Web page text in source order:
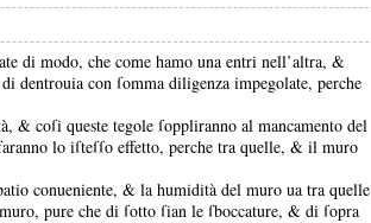
di modo, che come hamo una entri nell’altra, &
di dentrouia con ſomma diligenza impegolate, perche
& coſi queste tegole ſoppliranno al mancamento del
lo iſteſſo effetto, perche tra quelle, & il muro
conueniente, & la humidità del muro ua tra quelle
pure che di ſotto ſian le ſboccature, & di ſopra